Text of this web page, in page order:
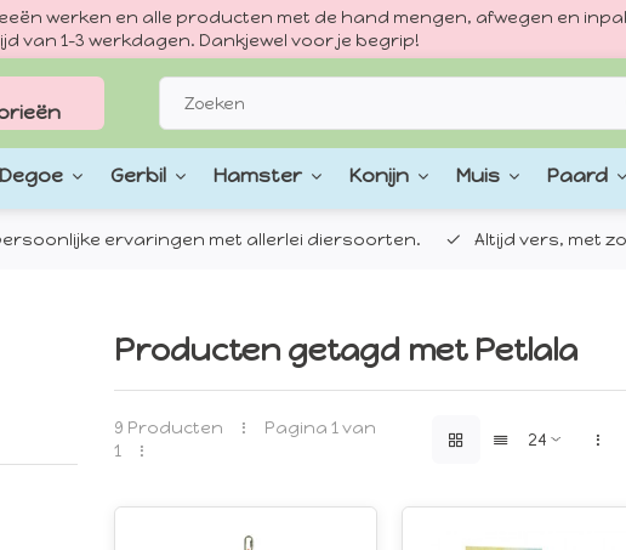
werken en alle producten met de hand mengen, afwegen en
van 1–3 werkdagen. Dankjewel voor je begrip!
Degoe Gerbil Hamster Konijn Muis Paard
ervaringen met allerlei diersoorten. Altijd vers, met
Producten getagd met Petlala
9 Producten
Pagina 1 van
1